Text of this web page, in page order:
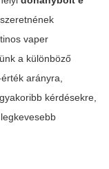
vaper
a különböző
arányra,
kérdésekre,